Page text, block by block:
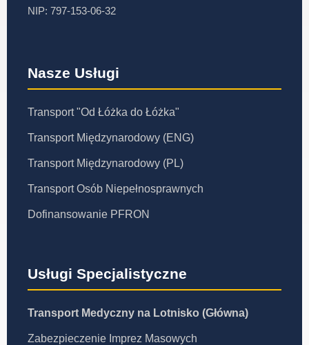
NIP: 797-153-06-32
Nasze Usługi
Transport "Od Łóżka do Łóżka"
Transport Międzynarodowy (ENG)
Transport Międzynarodowy (PL)
Transport Osób Niepełnosprawnych
Dofinansowanie PFRON
Usługi Specjalistyczne
Transport Medyczny na Lotnisko (Główna)
Zabezpieczenie Imprez Masowych